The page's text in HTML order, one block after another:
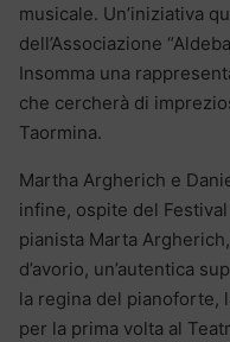
musicale. Un’iniziativa
dell’Associazione
Insomma una
che cercherà di
Taormina.
Martha Argherich e
infine, ospite del Festival
pianista Marta
d’avorio, un’autentica
la regina del pianoforte,
per la prima volta al